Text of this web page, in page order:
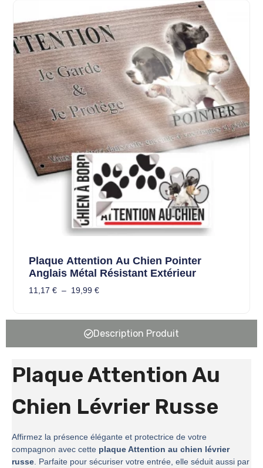
Plaque Attention Au Chien Pointer
Anglais Métal Résistant Extérieur
11,17 € – 19,99 €
Description Produit
Plaque Attention Au
Chien Lévrier Russe
Affirmez la présence élégante et protectrice de votre
compagnon avec cette plaque Attention au chien lévrier
russe. Parfaite pour sécuriser votre entrée, elle séduit aussi par